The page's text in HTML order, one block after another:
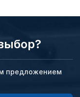
предложением